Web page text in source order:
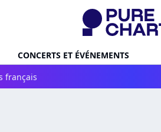
CONCERTS ET ÉVÉNEMENTS
français